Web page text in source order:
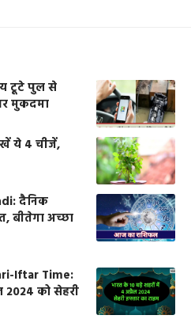
टूटे पुल से
मुकदमा
ये 4 चीजें,
दैनिक
बीतेगा अच्छा
Iftar Time:
2024 को सेहरी